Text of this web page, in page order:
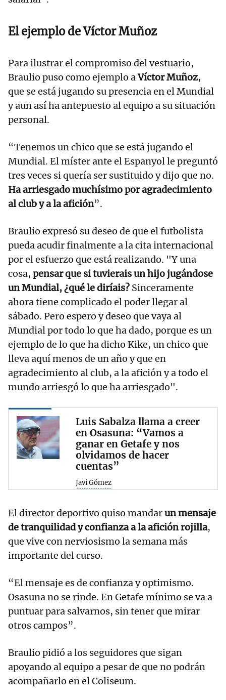
El ejemplo de Víctor Muñoz
Para ilustrar el compromiso del vestuario,
Braulio puso como ejemplo aVíctor Muñoz,
que se está jugando su presencia en el Mundial
y aun así ha antepuesto al equipo a su situación
personal.
“Tenemos un chico que se está jugando el
Mundial. El míster ante el Espanyol le preguntó
tres veces si quería ser sustituido y dijo que no.
Ha arriesgado muchísimo por agradecimiento
al club y a la afición”.
Braulio expresó su deseo de que el futbolista
pueda acudir finalmente a la cita internacional
por el esfuerzo que está realizando. "Y una
cosa, pensar que si tuvierais un hijo jugándose
un Mundial, ¿qué le diríais? Sinceramente
ahora tiene complicado el poder llegar al
sábado. Pero espero y deseo que vaya al
Mundial por todo lo que ha dado, porque es un
ejemplo de lo que ha dicho Kike, un chico que
lleva aquí menos de un año y que en
agradecimiento al club, a la afición y a todo el
mundo arriesgó lo que ha arriesgado".
Luis Sabalza llama a creer
en Osasuna: “Vamos a
ganar en Getafe y nos
olvidamos de hacer
cuentas”
Javi Gómez
El director deportivo quiso mandarun mensaje
de tranquilidad y confianza a la afición rojilla,
que vive con nerviosismo la semana más
importante del curso.
“El mensaje es de confianza y optimismo.
Osasuna no se rinde. En Getafe mínimo se va a
puntuar para salvarnos, sin tener que mirar
otros campos”.
Braulio pidió a los seguidores que sigan
apoyando al equipo a pesar de que no podrán
acompañarlo en el Coliseum.